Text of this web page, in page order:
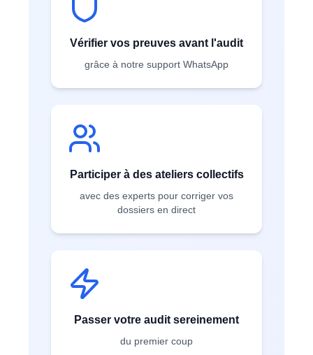
Vérifier vos preuves avant l'audit
grâce à notre support WhatsApp
Participer à des ateliers collectifs
avec des experts pour corriger vos
dossiers en direct
Passer votre audit sereinement
du premier coup